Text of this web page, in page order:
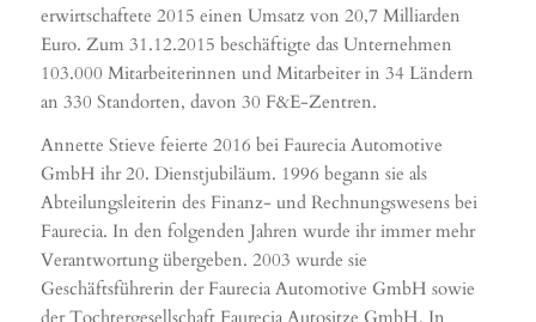
erwirtschaftete 2015 einen Umsatz von 20,7 Milliarden
Euro. Zum 31.12.2015 beschäftigte das Unternehmen
103.000 Mitarbeiterinnen und Mitarbeiter in 34 Ländern
an 330 Standorten, davon 30 F&E-Zentren.
Annette Stieve feierte 2016 bei Faurecia Automotive
GmbH ihr 20. Dienstjubiläum. 1996 begann sie als
Abteilungsleiterin des Finanz- und Rechnungswesens bei
Faurecia. In den folgenden Jahren wurde ihr immer mehr
Verantwortung übergeben. 2003 wurde sie
Geschäftsführerin der Faurecia Automotive GmbH sowie